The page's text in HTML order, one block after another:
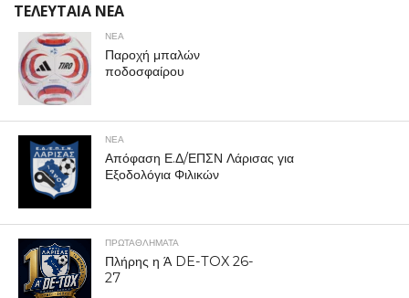
ΤΕΛΕΥΤΑΙΑ ΝΕΑ
ΝΕΑ
Παροχή μπαλών
ποδοσφαίρου
ΝΕΑ
Απόφαση Ε.Δ/ΕΠΣΝ Λάρισας για
Εξοδολόγια Φιλικών
ΠΡΩΤΑΘΛΉΜΑΤΑ
Πλήρης η Ά DE-TOX 26-
27